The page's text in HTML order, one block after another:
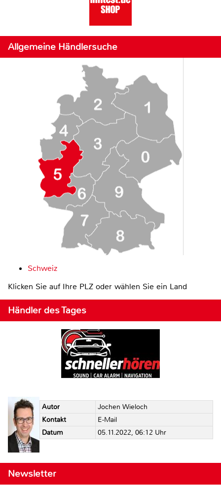
Allgemeine Händlersuche
Schweiz
Klicken Sie auf Ihre PLZ oder wählen Sie ein Land
Händler des Tages
Autor
Jochen Wieloch
Kontakt
E-Mail
Datum
05.11.2022, 06:12 Uhr
Newsletter